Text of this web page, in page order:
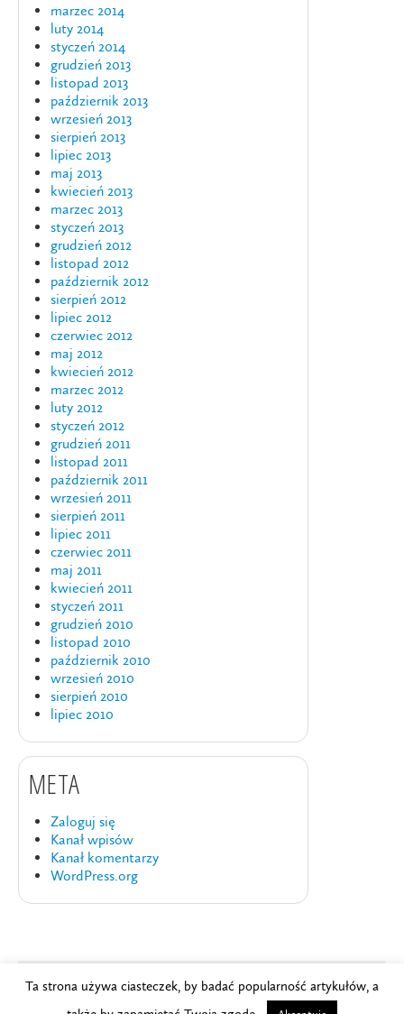
marzec 2014
luty 2014
styczeń 2014
grudzień 2013
listopad 2013
październik 2013
wrzesień 2013
sierpień 2013
lipiec 2013
maj 2013
kwiecień 2013
marzec 2013
styczeń 2013
grudzień 2012
listopad 2012
październik 2012
sierpień 2012
lipiec 2012
czerwiec 2012
maj 2012
kwiecień 2012
marzec 2012
luty 2012
styczeń 2012
grudzień 2011
listopad 2011
październik 2011
wrzesień 2011
sierpień 2011
lipiec 2011
czerwiec 2011
maj 2011
kwiecień 2011
styczeń 2011
grudzień 2010
listopad 2010
październik 2010
wrzesień 2010
sierpień 2010
lipiec 2010
META
Zaloguj się
Kanał wpisów
Kanał komentarzy
WordPress.org
Copyright © 2024Szkoła Brydża PZBS.
Ta strona używa ciasteczek, by badać popularność artykułów, a